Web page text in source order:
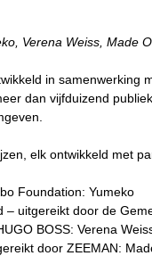
Verena Weiss, Made
in samenwerking
dan vijfduizend
elk ontwikkeld met
Foundation: Yumeko
uitgereikt door de
BOSS: Verena
door ZEEMAN: